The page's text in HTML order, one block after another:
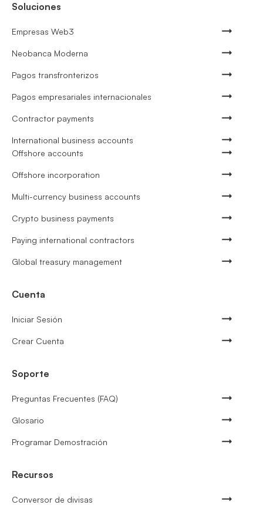
Soluciones
Empresas Web3
Neobanca Moderna
Pagos transfronterizos
Pagos empresariales internacionales
Contractor payments
International business accounts
Offshore accounts
Offshore incorporation
Multi-currency business accounts
Crypto business payments
Paying international contractors
Global treasury management
Cuenta
Iniciar Sesión
Crear Cuenta
Soporte
Preguntas Frecuentes (FAQ)
Glosario
Programar Demostración
Recursos
Conversor de divisas